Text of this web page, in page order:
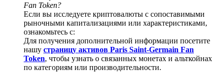
Exclusive for BitMart Users
Register & Trade to Win 500,000 USDT
Precious Metals Trading Carnival
Fan Token?
Если вы исследуете криптовалюты с сопоставимыми
рыночными капитализациями или характеристиками,
ознакомьтесь с:
Для получения дополнительной информации посетите
нашу страницу активов Paris Saint-Germain Fan
Token, чтобы узнать о связанных монетах и альткойнах
по категориям или производительности.